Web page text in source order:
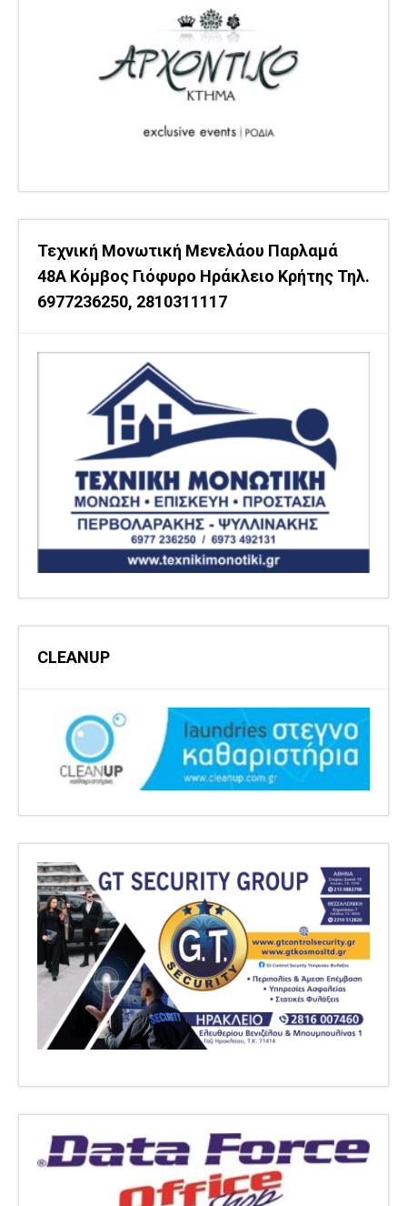
Τεχνική Μονωτική Μενελάου Παρλαμά
48Α Κόμβος Γιόφυρο Ηράκλειο Κρήτης Τηλ.
6977236250, 2810311117
CLEANUP